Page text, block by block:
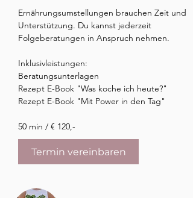
Ernährungsumstellungen brauchen Zeit und
Unterstützung. Du kannst jederzeit
Folgeberatungen in Anspruch nehmen.
Inklusivleistungen:
Beratungsunterlagen
Rezept E-Book "Was koche ich heute?"
Rezept E-Book "Mit Power in den Tag"
50 min / € 120,-
Termin vereinbaren